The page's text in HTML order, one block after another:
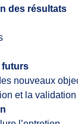
des résultats
futurs
nouveaux
et la